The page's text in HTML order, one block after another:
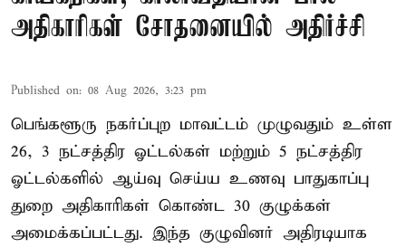
அதிகாரிகள் சோதனையில் அதிர்ச்சி
Published on: 08 Aug 2026, 3:23 pm
பெங்களூரு நகர்ப்புற மாவட்டம் முழுவதும் உள்ள
26, 3 நட்சத்திர ஓட்டல்கள் மற்றும் 5 நட்சத்திர
ஓட்டல்களில் ஆய்வு செய்ய உணவு பாதுகாப்பு
துறை அதிகாரிகள் கொண்ட 30 குழுக்கள்
அமைக்கப்பட்டது. இந்த குழுவினர் அதிரடியாக